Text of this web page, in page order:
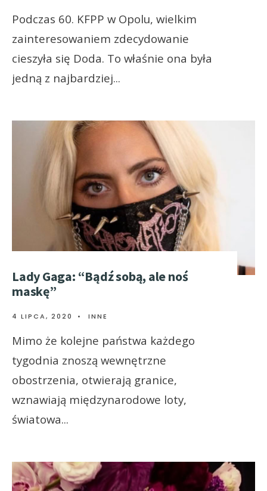
Podczas 60. KFPP w Opolu, wielkim
zainteresowaniem zdecydowanie
cieszyła się Doda. To właśnie ona była
jedną z najbardziej...
Lady Gaga: “Bądź sobą, ale noś
maskę”
4 LIPCA, 2020 • INNE
Mimo że kolejne państwa każdego
tygodnia znoszą wewnętrzne
obostrzenia, otwierają granice,
wznawiają międzynarodowe loty,
światowa...